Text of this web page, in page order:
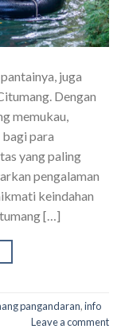
juga
Dengan
memukau,
para
yang paling
pengalaman
keindahan
[…]
pangandaran,info
Leave a comment